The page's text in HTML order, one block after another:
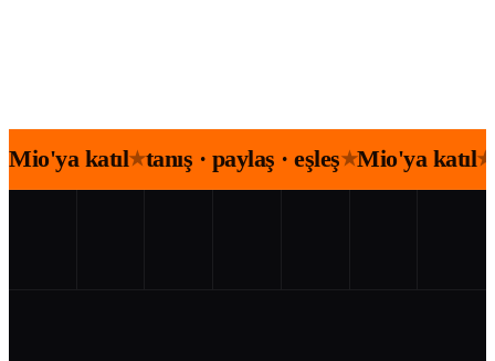
Mio'ya katıl★tanış · paylaş · eşleş★Mio'ya katıl★